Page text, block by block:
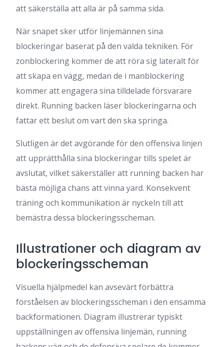
att säkerställa att alla är på samma sida.
När snapet sker utför linjemännen sina
blockeringar baserat på den valda tekniken. För
zonblockering kommer de att röra sig lateralt för
att skapa en vägg, medan de i manblockering
kommer att engagera sina tilldelade försvarare
direkt. Running backen läser blockeringarna och
fattar ett beslut om vart den ska springa.
Slutligen är det avgörande för den offensiva linjen
att upprätthålla sina blockeringar tills spelet är
avslutat, vilket säkerställer att running backen har
bästa möjliga chans att vinna yard. Konsekvent
träning och kommunikation är nyckeln till att
bemästra dessa blockeringsscheman.
Illustrationer och diagram av
blockeringsscheman
Visuella hjälpmedel kan avsevärt förbättra
förståelsen av blockeringsscheman i den ensamma
backformationen. Diagram illustrerar typiskt
uppställningen av offensiva linjemän, running